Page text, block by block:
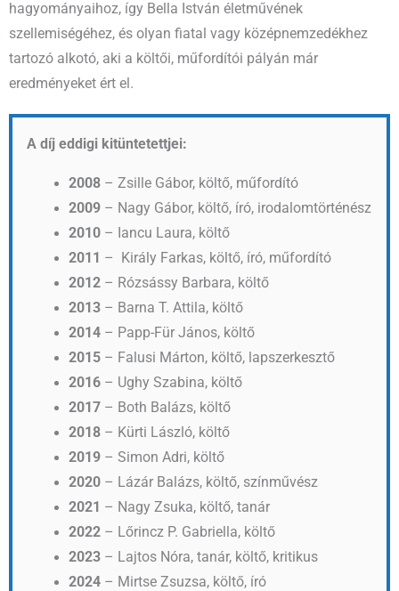
hagyományaihoz, így Bella István életművének
szellemiségéhez, és olyan fiatal vagy középnemzedékhez
tartozó alkotó, aki a költői, műfordítói pályán már
eredményeket ért el.
A díj eddigi kitüntetettjei:
2008– Zsille Gábor, költő, műfordító
2009– Nagy Gábor, költő, író, irodalomtörténész
2010– Iancu Laura, költő
2011 – Király Farkas, költő, író, műfordító
2012– Rózsássy Barbara, költő
2013– Barna T. Attila, költő
2014– Papp-Für János, költő
2015– Falusi Márton, költő, lapszerkesztő
2016– Ughy Szabina, költő
2017– Both Balázs, költő
2018– Kürti László, költő
2019– Simon Adri, költő
2020– Lázár Balázs, költő, színművész
2021 – Nagy Zsuka, költő, tanár
2022– Lőrincz P. Gabriella, költő
2023– Lajtos Nóra, tanár, költő, kritikus
2024– Mirtse Zsuzsa, költő, író